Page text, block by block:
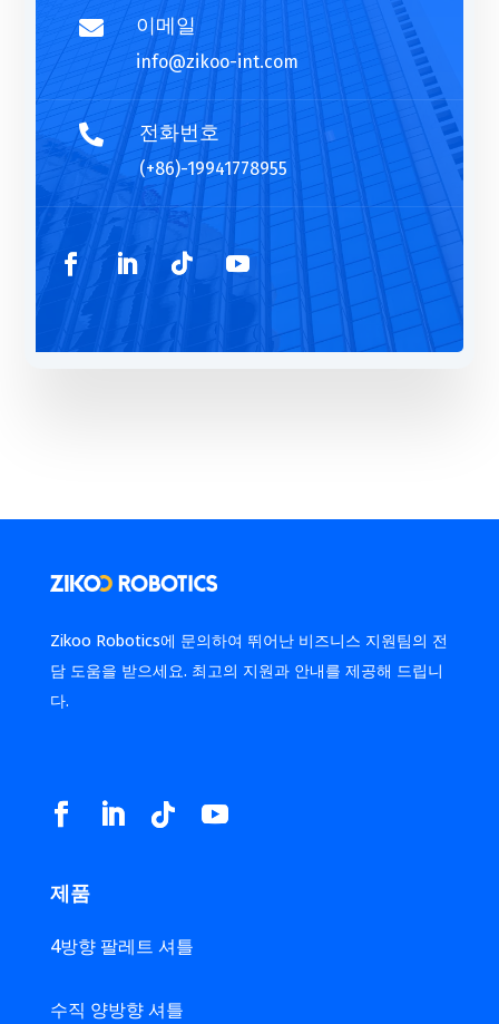
 이메일
info@zikoo-int.com
 전화번호
(+86)-19941778955
Zikoo Robotics에 문의하여 뛰어난 비즈니스 지원팀의 전
담 도움을 받으세요. 최고의 지원과 안내를 제공해 드립니
다.
제품
4방향 팔레트 셔틀
수직 양방향 셔틀